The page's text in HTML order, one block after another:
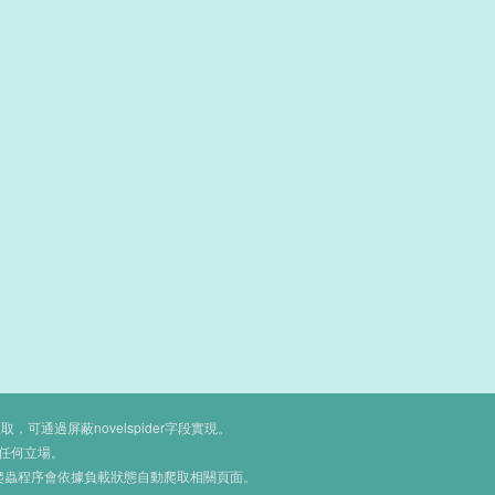
，可通過屏蔽novelspider字段實現。
立場。
程序會依據負載狀態自動爬取相關頁面。